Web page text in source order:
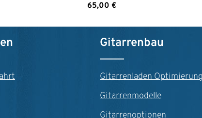
ein oder benutze die
Gib den gewünschten Wert ein
Außentasche DIN A4 kleine
KopfReflektierende
1,5 kg
Regulärer Preis:
65,00 €
Produkt Anzahl:
Gitarrenbau
Gitarrenladen Optimierung
Gitarrenmodelle
Gitarrenoptionen